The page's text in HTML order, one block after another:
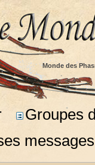
Monde des
Groupes